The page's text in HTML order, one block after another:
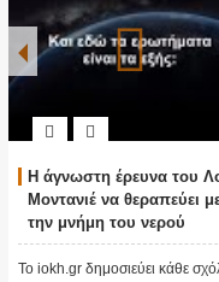
έρευνα του Λουκ
να θεραπεύει με
του νερού
δημοσιεύει κάθε σχόλιο